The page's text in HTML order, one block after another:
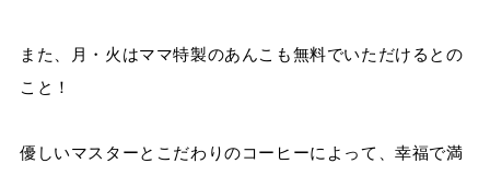
また、月・火はママ特製のあんこも無料でいただけるとの
こと！
優しいマスターとこだわりのコーヒーによって、幸福で満